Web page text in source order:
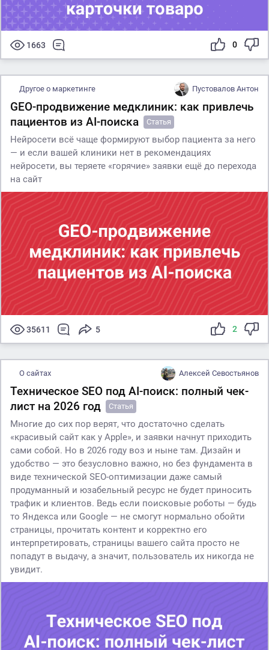
1663 0
Другое о маркетинге Пустовалов Антон
GEO-продвижение медклиник: как привлечь
пациентов из AI-поиска
Статья
Нейросети всё чаще формируют выбор пациента за него
— и если вашей клиники нет в рекомендациях
нейросети, вы теряете «горячие» заявки ещё до перехода
на сайт
35611 5 2
О сайтах Алексей Севостьянов
Техническое SEO под AI-поиск: полный чек-
лист на 2026 год
Статья
Многие до сих пор верят, что достаточно сделать
«красивый сайт как у Apple», и заявки начнут приходить
сами собой. Но в 2026 году воз и ныне там. Дизайн и
удобство — это безусловно важно, но без фундамента в
виде технической SEO-оптимизации даже самый
продуманный и юзабельный ресурс не будет приносить
трафик и клиентов. Ведь если поисковые роботы — будь
то Яндекса или Google — не смогут нормально обойти
страницы, прочитать контент и корректно его
интерпретировать, страницы вашего сайта просто не
попадут в выдачу, а значит, пользователь их никогда не
увидит.